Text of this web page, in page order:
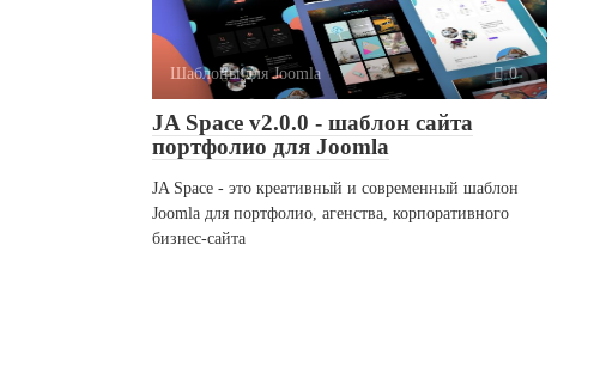
Шаблоны для Joomla 0
JA Space v2.0.0 - шаблон сайта
портфолио для Joomla
JA Space - это креативный и современный шаблон
Joomla для портфолио, агенства, корпоративного
бизнес-сайта